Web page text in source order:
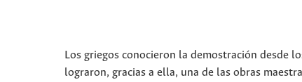
Los griegos conocieron la demostración desde
lograron, gracias a ella, una de las obras